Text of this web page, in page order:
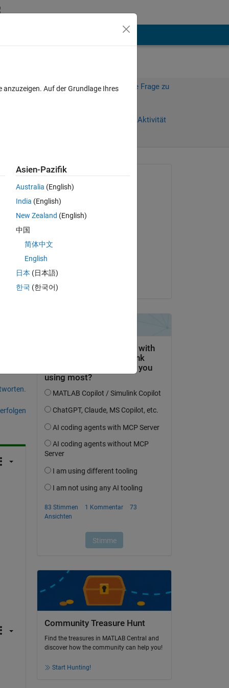
Melden Sie sich an, um diese Frage zu
Anmelden, um Aktivität
Teo
am 10 Dez. 2021
am 13 Dez. 2021
Akzeptiert:
Community Treasure Hunt
Find the treasures in MATLAB Central and
discover how the community can help you!
Start Hunting!
Auf der Grundlage Ihres
Asien-Pazifik
Australia (English)
India (English)
New Zealand (English)
中国
简体中文
English
日本 (日本語)
한국 (한국어)